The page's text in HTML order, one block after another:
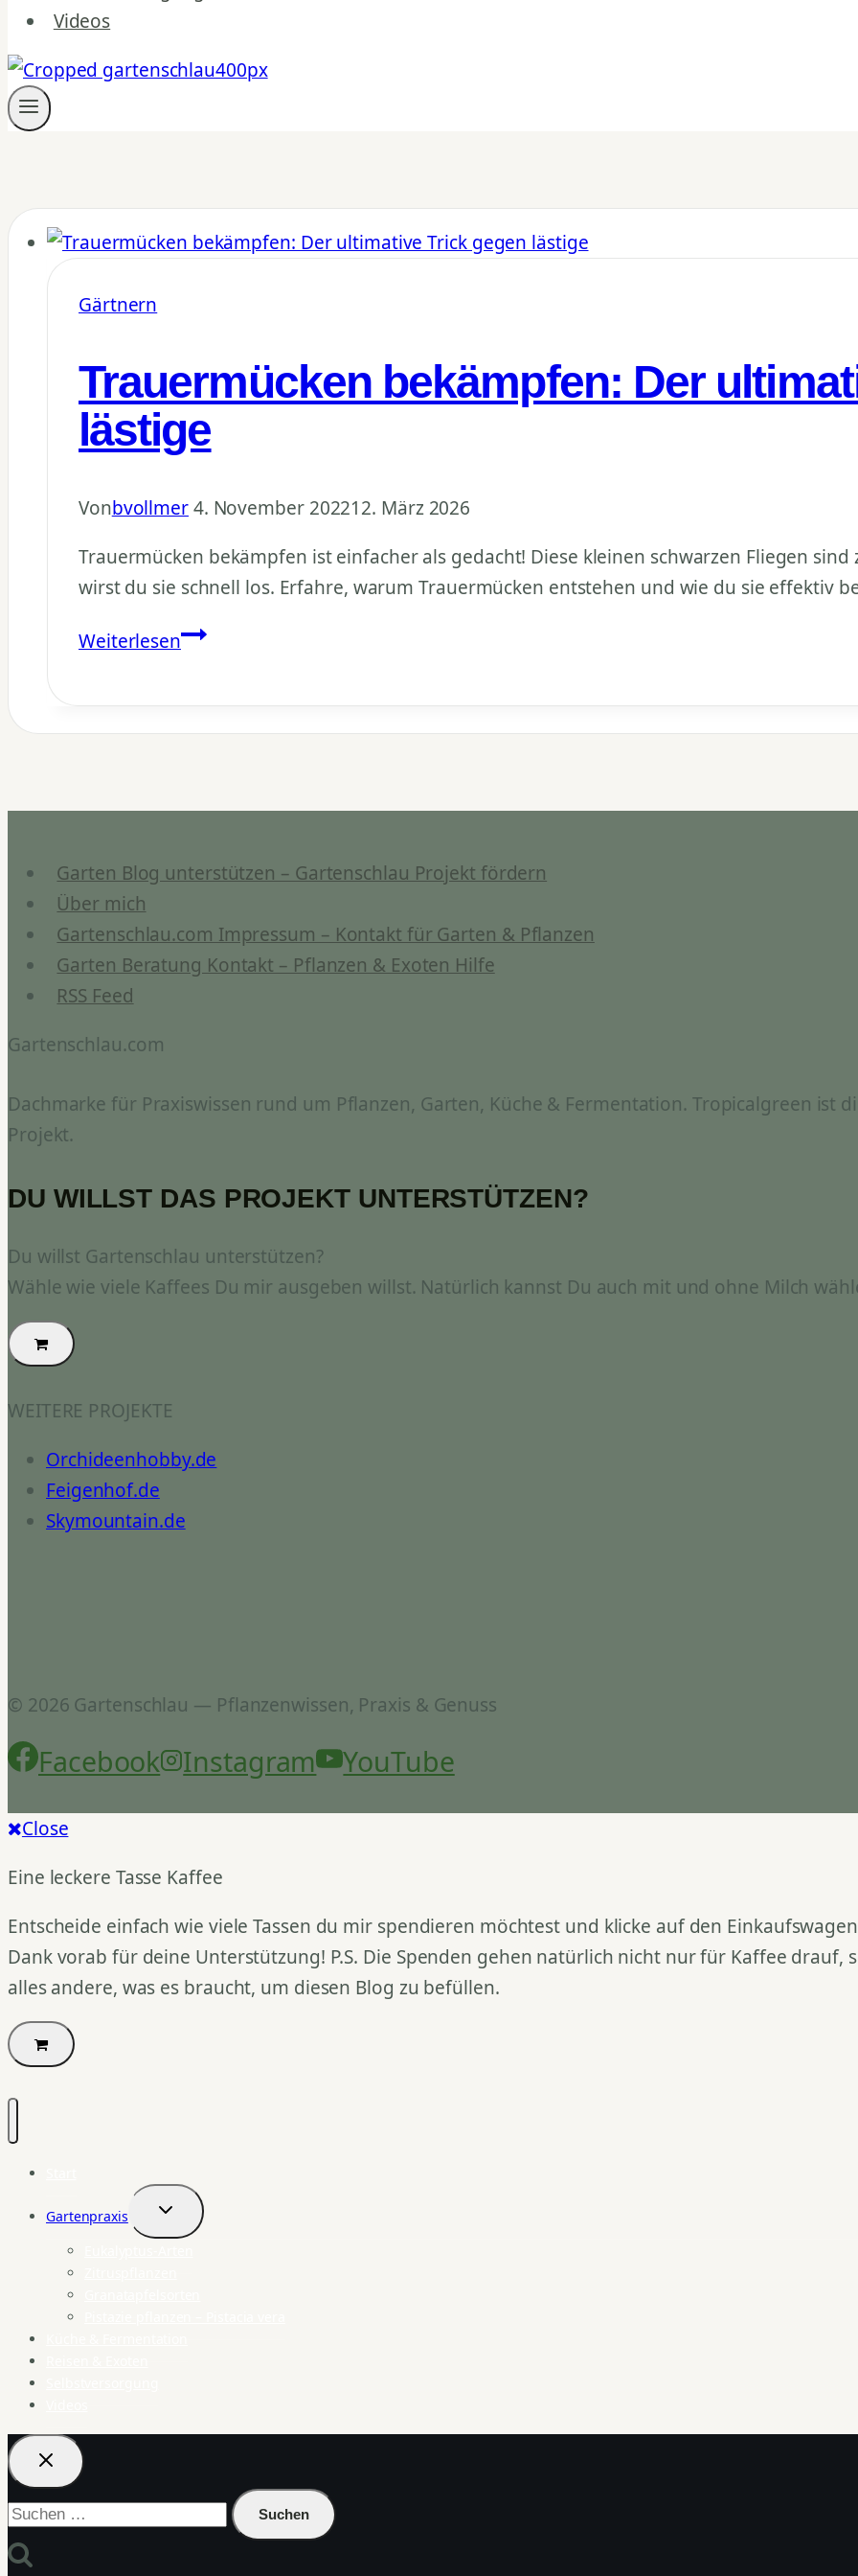
Videos
Gärtnern
Trauermücken bekämpfen: Der
lästige
Vonbvollmer4. November 202212. März 2026
Trauermücken bekämpfen ist einfacher als gedacht! Diese kleinen schwarzen Fliegen
wirst du sie schnell los. Erfahre, warum Trauermücken entstehen und wie du sie effektiv
WeiterlesenTrauermücken
ultimative
lästige
Garten Blog unterstützen – Gartenschlau Projekt fördern
Über mich
Gartenschlau.com Impressum – Kontakt für Garten & Pflanzen
Garten Beratung Kontakt – Pflanzen & Exoten Hilfe
RSS Feed
Gartenschlau.com
Dachmarke für Praxiswissen rund um Pflanzen, Garten, Küche & Fermentation. Tropicalgreen ist
Projekt.
DU WILLST DAS PROJEKT UNTERSTÜTZEN?
Du willst Gartenschlau unterstützen?
Wähle wie viele Kaffees Du mir ausgeben willst. Natürlich kannst Du auch mit und ohne Milch
WEITERE PROJEKTE
Orchideenhobby.de
Feigenhof.de
Skymountain.de
© 2026 Gartenschlau — Pflanzenwissen, Praxis & Genuss
Facebook Instagram YouTube
Close
Eine leckere Tasse Kaffee
Entscheide einfach wie viele Tassen du mir spendieren möchtest und klicke auf den
Dank vorab für deine Unterstützung! P.S. Die Spenden gehen natürlich nicht nur für Kaffee drauf,
alles andere, was es braucht, um diesen Blog zu befüllen.
Gartenpraxis
Untermenü
umschalten
Suchen
nach: